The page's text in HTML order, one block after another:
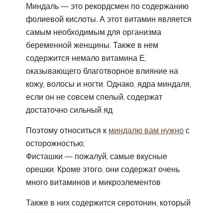
Миндаль — это рекордсмен по содержанию
фолиевой кислоты. А этот витамин является
самым необходимым для организма
беременной женщины. Также в нем
содержится немало витамина Е,
оказывающего благотворное влияние на
кожу, волосы и ногти. Однако, ядра миндаля,
если он не совсем спелый, содержат
достаточно сильный яд
Поэтому относиться к миндалю вам нужно с
осторожностью;
Фисташки — пожалуй, самые вкусные
орешки. Кроме этого, они содержат очень
много витаминов и микроэлементов
Также в них содержится серотонин, который